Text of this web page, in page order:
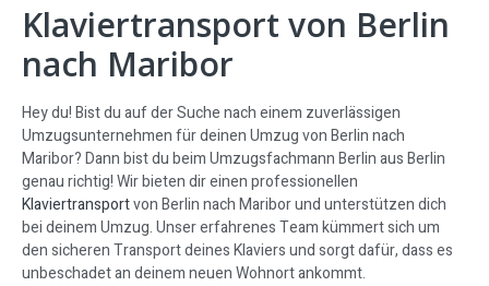
Klaviertransport von Berlin
nach Maribor
Hey du! Bist du auf der Suche nach einem zuverlässigen
Umzugsunternehmen für deinen Umzug von Berlin nach
Maribor? Dann bist du beim Umzugsfachmann Berlin aus Berlin
genau richtig! Wir bieten dir einen professionellen
Klaviertransportvon Berlin nach Maribor und unterstützen dich
bei deinem Umzug. Unser erfahrenes Team kümmert sich um
den sicheren Transport deines Klaviers und sorgt dafür, dass es
unbeschadet an deinem neuen Wohnort ankommt.